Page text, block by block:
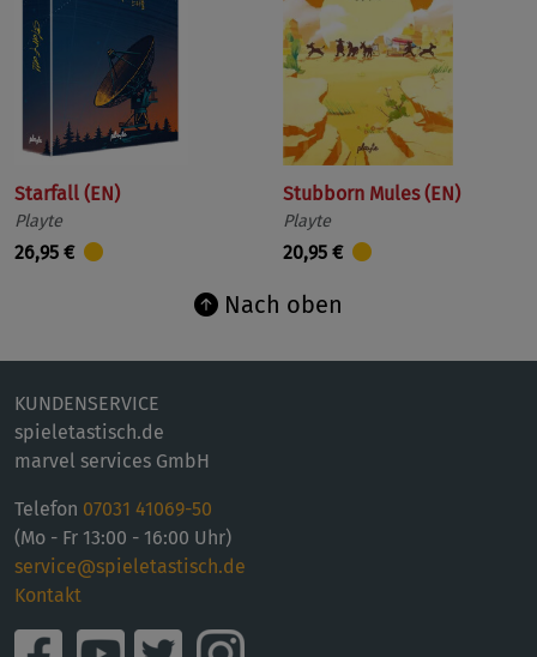
Starfall (EN)
Playte
26,95 €
Stubborn Mules (EN)
Playte
20,95 €
Nach oben
KUNDENSERVICE
spieletastisch.de
marvel services GmbH
Telefon 07031 41069-50
(Mo - Fr 13:00 - 16:00 Uhr)
service@spieletastisch.de
Kontakt